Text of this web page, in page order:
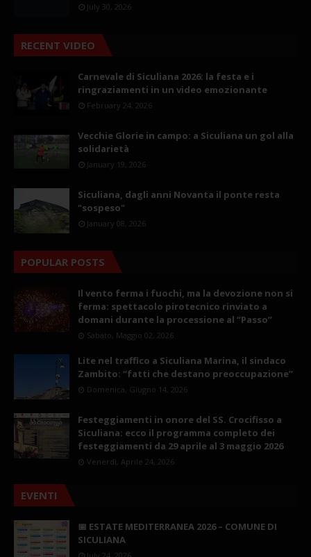
July 30, 2026
RECENT VIDEO
Carnevale di Siculiana 2026: la festa e i
ringraziamenti in un video emozionante
February 24, 2026
Vecchie Glorie in campo: a Siculiana un gol alla
solidarietà
January 19, 2026
Siculiana, dagli anni Novanta il ponte resta
"sospeso"
January 08, 2026
POPULAR POSTS
Il vento ferma i fuochi, ma la devozione non si
ferma: spettacolo pirotecnico rinviato a
domani durante la processione al “Passo”
Sabato, Maggio 02, 2026
Lite nel traffico a Siculiana Marina, il sindaco
Zambito: “fatti che destano preoccupazione”
Domenica, Giugno 14, 2026
Festeggiamenti in onore del SS. Crocifisso a
Siculiana: ecco il programma completo dei
festeggiamenti da 29 aprile al 3 maggio 2026
Venerdì, Aprile 24, 2026
EVENTI
📅 ESTATE MEDITERRANEA 2026 – COMUNE DI
SICULIANA
July 24, 2026